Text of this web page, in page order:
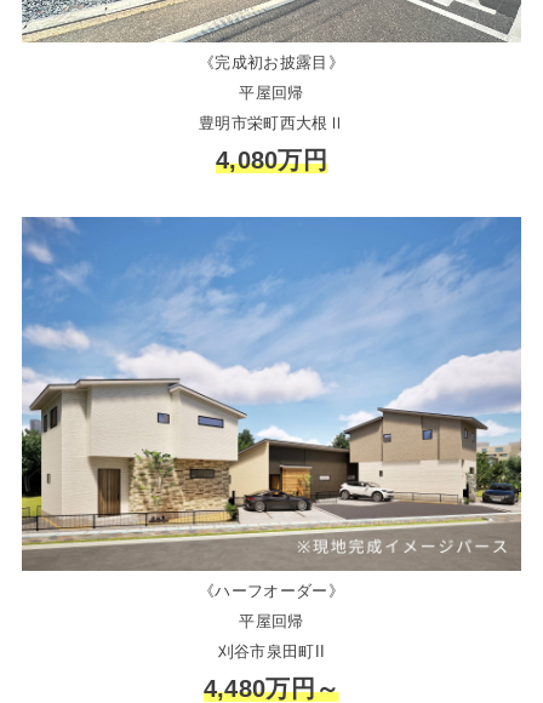
《完成初お披露目》
平屋回帰
豊明市栄町西大根Ⅱ
4,080万円
《ハーフオーダー》
平屋回帰
刈谷市泉田町II
4,480万円～